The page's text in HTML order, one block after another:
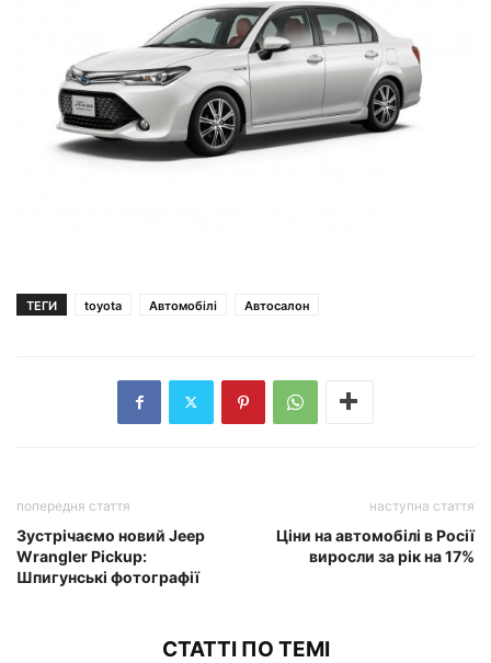
ТЕГИ toyota Автомобілі Автосалон
попередня стаття
Зустрічаємо новий Jeep
Wrangler Pickup:
Шпигунські фотографії
наступна стаття
Ціни на автомобілі в Росії
виросли за рік на 17%
СТАТТІ ПО ТЕМІ